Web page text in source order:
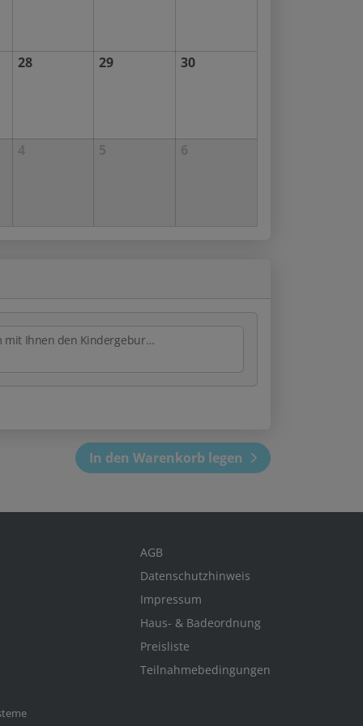
28 29 30
4 5 6
Unter welcher Rufnummer können wir Sie erreichen um mit Ihnen den Kindergeburtstag zu besprechen?
In den Warenkorb legen
AGB
Datenschutzhinweis
Impressum
Haus- & Badeordnung
Preisliste
Teilnahmebedingungen